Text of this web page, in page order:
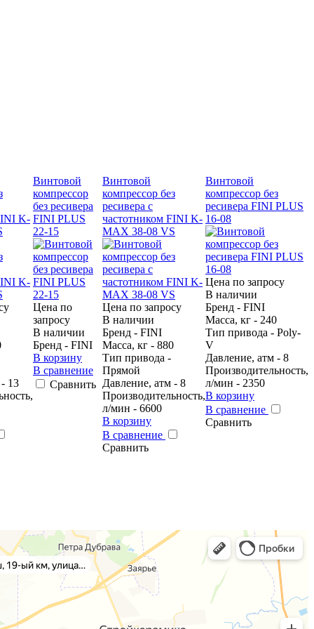
K-
13
Винтовой
компрессор
без ресивера
FINI PLUS
22-15
Цена по
запросу
В наличии
Бренд - FINI
В корзину
В сравнение
Сравнить
Винтовой
компрессор без
ресивера с
частотником FINI K-
MAX 38-08 VS
Цена по запросу
В наличии
Бренд - FINI
Масса, кг - 880
Тип привода -
Прямой
Давление, атм - 8
Производительность,
л/мин - 6600
В корзину
В сравнение
Сравнить
Винтовой
компрессор без
ресивера FINI PLUS
16-08
Цена по запросу
В наличии
Бренд - FINI
Масса, кг - 240
Тип привода - Poly-
V
Давление, атм - 8
Производительность,
л/мин - 2350
В корзину
В сравнение
Сравнить